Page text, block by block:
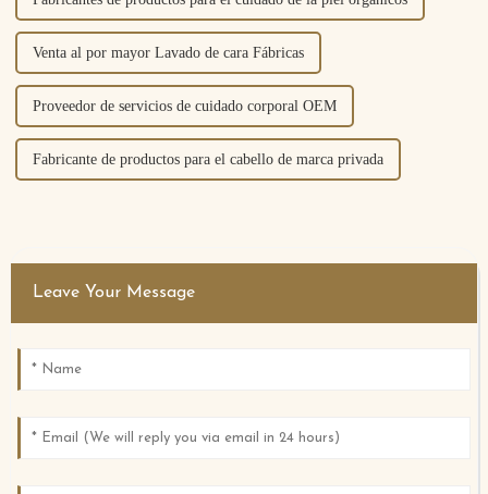
Venta al por mayor Lavado de cara Fábricas
Proveedor de servicios de cuidado corporal OEM
Fabricante de productos para el cabello de marca privada
Leave Your Message